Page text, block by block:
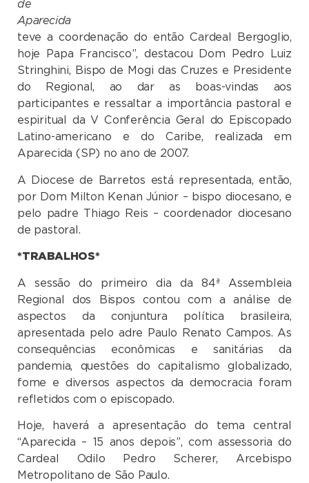
de
Aparecida
teve a coordenação do então Cardeal Bergoglio,
hoje Papa Francisco”, destacou Dom Pedro Luiz
Stringhini, Bispo de Mogi das Cruzes e Presidente
do Regional, ao dar as boas-vindas aos
participantes e ressaltar a importância pastoral e
espiritual da V Conferência Geral do Episcopado
Latino-americano e do Caribe, realizada em
Aparecida (SP) no ano de 2007.
A Diocese de Barretos está representada, então,
por Dom Milton Kenan Júnior – bispo diocesano, e
pelo padre Thiago Reis – coordenador diocesano
de pastoral.
*TRABALHOS*
A sessão do primeiro dia da 84ª Assembleia
Regional dos Bispos contou com a análise de
aspectos da conjuntura política brasileira,
apresentada pelo adre Paulo Renato Campos. As
consequências econômicas e sanitárias da
pandemia, questões do capitalismo globalizado,
fome e diversos aspectos da democracia foram
refletidos com o episcopado.
Hoje, haverá a apresentação do tema central
“Aparecida – 15 anos depois”, com assessoria do
Cardeal Odilo Pedro Scherer, Arcebispo
Metropolitano de São Paulo.